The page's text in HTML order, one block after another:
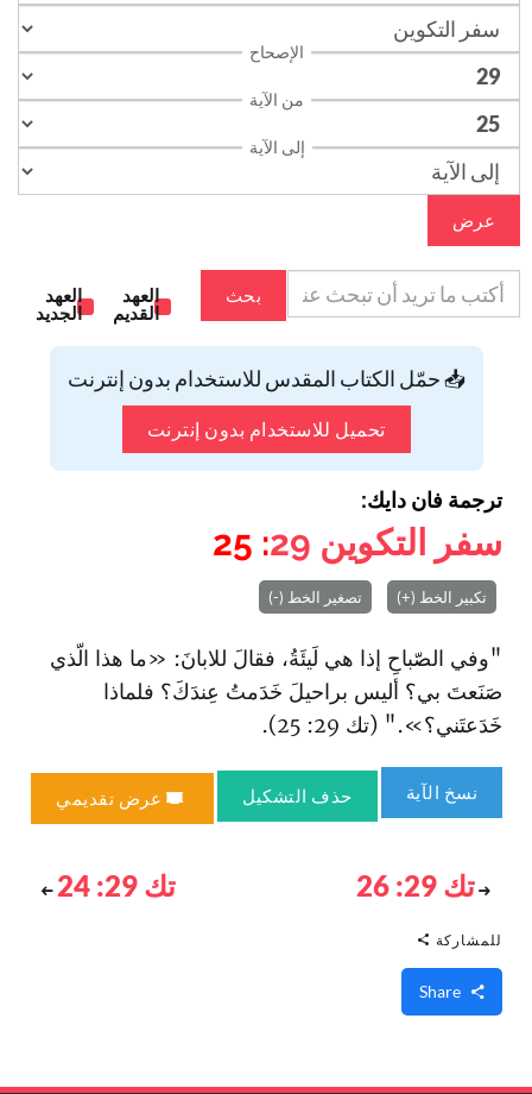
الإصحاح
من الآية
إلى الآية
عرض
بحث
العهد
القديم
العهد
الجديد
📥 حمّل الكتاب المقدس للاستخدام بدون إنترنت
تحميل للاستخدام بدون إنترنت
ترجمة فان دايك:
سفر التكوين 29
: 25
تكبير الخط (+) تصغير الخط (-)
"وفي الصّباحِ إذا هي لَيئَةُ، فقالَ للابانَ: «ما هذا الّذي
صَنَعتَ بي؟ أليس براحيلَ خَدَمتُ عِندَكَ؟ فلماذا
خَدَعتَني؟»." (تك 29: 25).
نسخ الآية حذف التشكيل عرض تقديمي
تك 29: 26 تك 29: 24
للمشاركة